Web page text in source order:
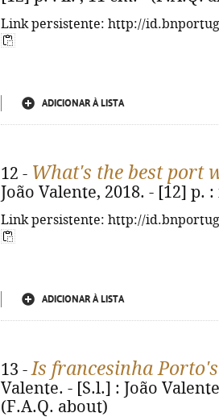
Link persistente: http://
ADICIONAR À LISTA
12 - What's the best port
João Valente, 2018. - [12] p.
Link persistente: http://
ADICIONAR À LISTA
13 -Is francesinha
Valente. - [S.l.] : João
(F.A.Q. about)